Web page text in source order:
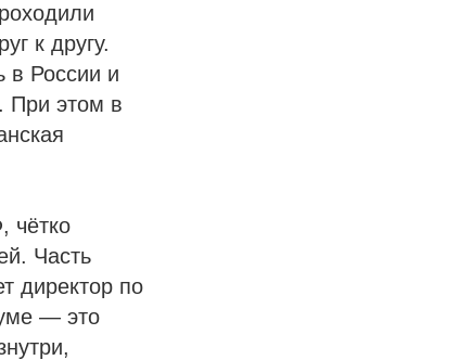
к другу.
в России и
При этом в
чётко
Часть
директор по
— это